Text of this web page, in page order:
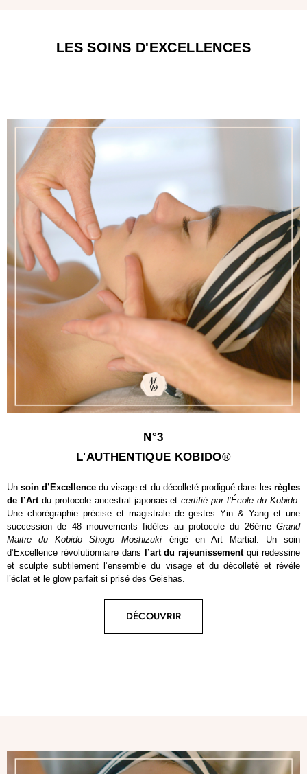
LES SOINS D'EXCELLENCES
N°3
L'AUTHENTIQUE KOBIDO®
Unsoin d’Excellence du visage et du décolleté prodigué dans lesrègles
de l’Art du protocole ancestral japonais etcertifié par l’École du Kobido.
Une chorégraphie précise et magistrale de gestes Yin & Yang et une
succession de 48 mouvements fidèles au protocole du 26ème Grand
Maitre du Kobido Shogo Moshizuki érigé en Art Martial. Un soin
d’Excellence révolutionnaire dans
l’art du rajeunissementqui redessine
et sculpte subtilement l’ensemble du visage et du décolleté et révèle
l’éclat et le glow parfait si prisé des Geishas.
DÉCOUVRIR